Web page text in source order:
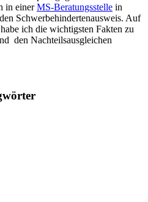
in einerMS-Beratungsstelle in
Schwerbehindertenausweis. Auf
ich die wichtigsten Fakten zu
den Nachteilsausgleichen